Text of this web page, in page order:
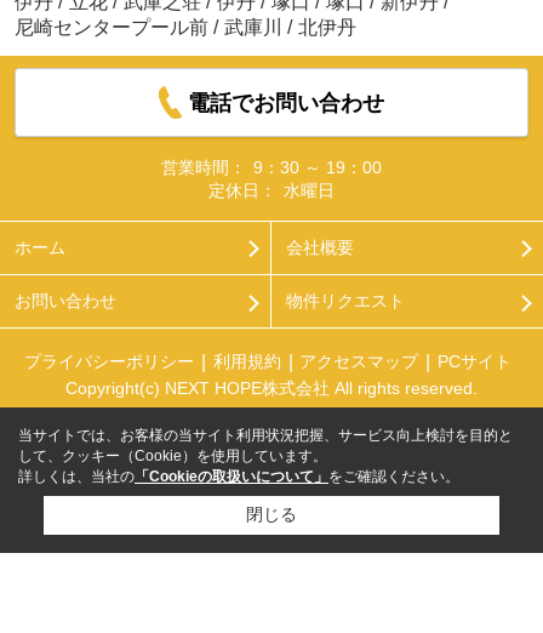
尼崎センタープール前 / 武庫川 / 北伊丹
電話でお問い合わせ
営業時間：
9：30 ～ 19：00
定休日：
水曜日
ホーム 会社概要
お問い合わせ 物件リクエスト
プライバシーポリシー 利用規約 アクセスマップ
PCサイト
Copyright(c) NEXT HOPE株式会社 All rights reserved.
当サイトでは、お客様の当サイト利用状況把握、サービス向上検討を目的と
して、クッキー（Cookie）を使用しています。
詳しくは、当社の 「Cookieの取扱いについて」 をご確認ください。
閉じる